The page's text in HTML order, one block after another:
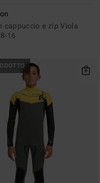
cappuccio e zip Viola
16